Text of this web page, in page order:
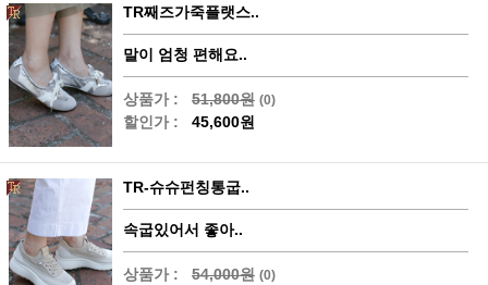
TR째즈가죽플랫스..
말이 엄청 편해요..
상품가 : 51,800원 (0)
할인가 : 45,600원
TR-슈슈펀칭통굽..
속굽있어서 좋아..
상품가 : 54,000원 (0)